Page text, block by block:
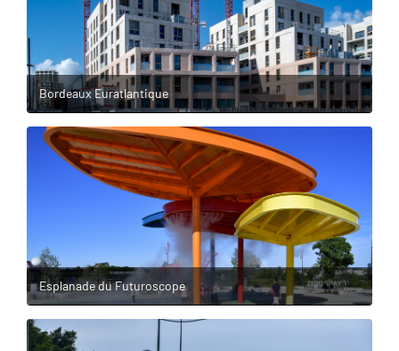
Bordeaux Euratlantique
Esplanade du Futuroscope